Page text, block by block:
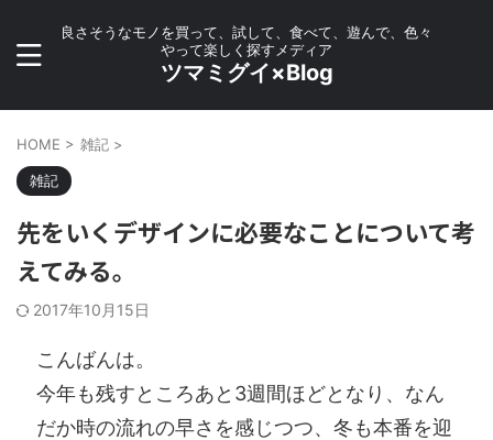
良さそうなモノを買って、試して、食べて、遊んで、色々
やって楽しく探すメディア
ツマミグイ×Blog
HOME > 雑記 >
雑記
先をいくデザインに必要なことについて考
えてみる。
2017年10月15日
こんばんは。
今年も残すところあと3週間ほどとなり、なん
だか時の流れの早さを感じつつ、冬も本番を迎